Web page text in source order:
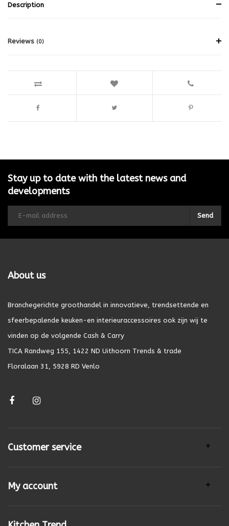
Description
Reviews (0)
Stay up to date with the latest news and
developments
Send
About us
Branchegerichte groothandel in innovatieve, trendsettende en
sfeerbepalende keuken-en interieuraccessoires ook zijn wij te
vinden op de volgende Cash & Carry
TICA Randweg 155, 1422 ND Uithoorn Trends & trade
Floralaan 31, 5928 RD Venlo
Customer service
My account